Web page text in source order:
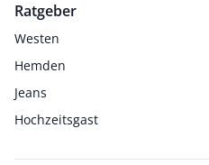
Ratgeber
Westen
Hemden
Jeans
Hochzeitsgast